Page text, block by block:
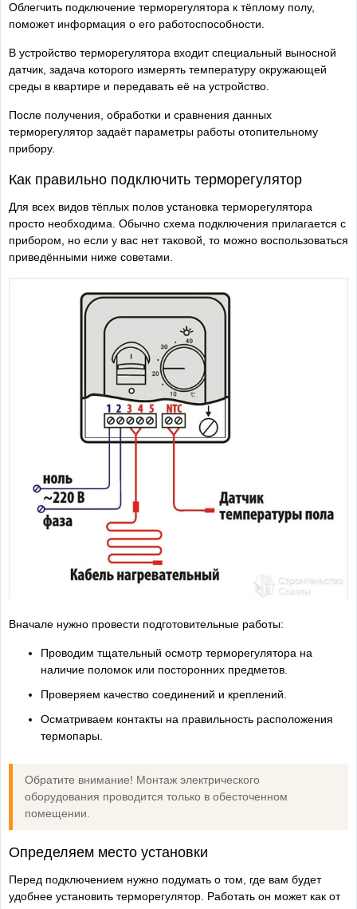
Облегчить подключение терморегулятора к тёплому полу,
поможет информация о его работоспособности.
В устройство терморегулятора входит специальный выносной
датчик, задача которого измерять температуру окружающей
среды в квартире и передавать её на устройство.
После получения, обработки и сравнения данных
терморегулятор задаёт параметры работы отопительному
прибору.
Как правильно подключить терморегулятор
Для всех видов тёплых полов установка терморегулятора
просто необходима. Обычно схема подключения прилагается с
прибором, но если у вас нет таковой, то можно воспользоваться
приведёнными ниже советами.
Вначале нужно провести подготовительные работы:
Проводим тщательный осмотр терморегулятора на
наличие поломок или посторонних предметов.
Проверяем качество соединений и креплений.
Осматриваем контакты на правильность расположения
термопары.
Обратите внимание! Монтаж электрического
оборудования проводится только в обесточенном
помещении.
Определяем место установки
Перед подключением нужно подумать о том, где вам будет
удобнее установить терморегулятор. Работать он может как от